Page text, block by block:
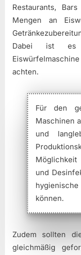
Restaurants,
Mengen an
Dabei ist es
achten.
Für den
Maschinen
und
Möglichkeit
und
können.
Zudem sollten
gleichmäßig